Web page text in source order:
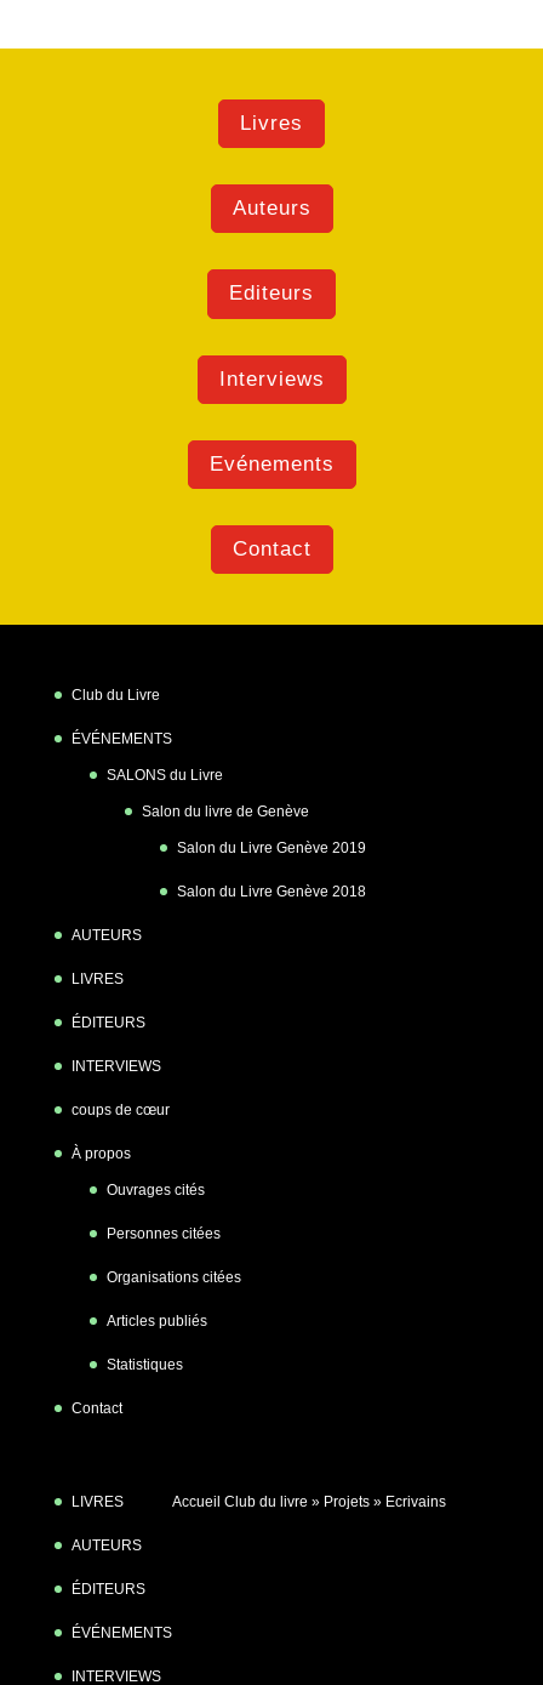
Livres
Auteurs
Editeurs
Interviews
Evénements
Contact
Club du Livre
ÉVÉNEMENTS
SALONS du Livre
Salon du livre de Genève
Salon du Livre Genève 2019
Salon du Livre Genève 2018
AUTEURS
LIVRES
ÉDITEURS
INTERVIEWS
coups de cœur
À propos
Ouvrages cités
Personnes citées
Organisations citées
Articles publiés
Statistiques
Contact
LIVRES
AUTEURS
ÉDITEURS
ÉVÉNEMENTS
INTERVIEWS
Accueil Club du livre » Projets» Ecrivains